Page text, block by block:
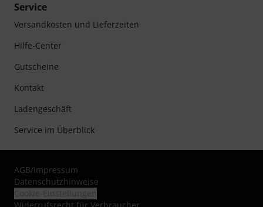
Service
Versandkosten und Lieferzeiten
Hilfe-Center
Gutscheine
Kontakt
Ladengeschäft
Service im Überblick
AGB/Impressum
Datenschutzhinweise